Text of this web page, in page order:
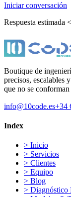
Iniciar conversación
Respuesta estimada
Boutique de
precisos, escalables
que no se
info@10code.es+34
Index
> Inicio
> Servicios
> Clientes
> Equipo
> Blog
> Diagnóstico